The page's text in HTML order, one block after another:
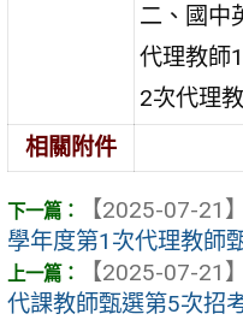
二、國中
代理教師
2次代理
相關附件
【2025-07-21】
學年度第1次代理教師
【2025-07-21】
代課教師甄選第5次招